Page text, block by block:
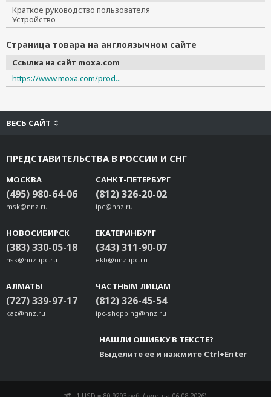
Краткое руководство пользователя
Устройство
Страница товара на англоязычном сайте
Ссылка на сайт moxa.com
https://www.moxa.com/prod...
ВЕСЬ САЙТ
ПРЕДСТАВИТЕЛЬСТВА В РОССИИ И СНГ
МОСКВА
(495) 980-64-06
msk@nnz.ru
САНКТ-ПЕТЕРБУРГ
(812) 326-20-02
ipc@nnz.ru
НОВОСИБИРСК
(383) 330-05-18
nsk@nnz-ipc.ru
ЕКАТЕРИНБУРГ
(343) 311-90-07
ekb@nnz-ipc.ru
АЛМАТЫ
(727) 339-97-17
kaz@nnz.ru
ЧАСТНЫМ ЛИЦАМ
(812) 326-45-54
ipc-shopping@nnz.ru
НАШЛИ ОШИБКУ В ТЕКСТЕ?
Выделите ее и нажмите Ctrl+Enter